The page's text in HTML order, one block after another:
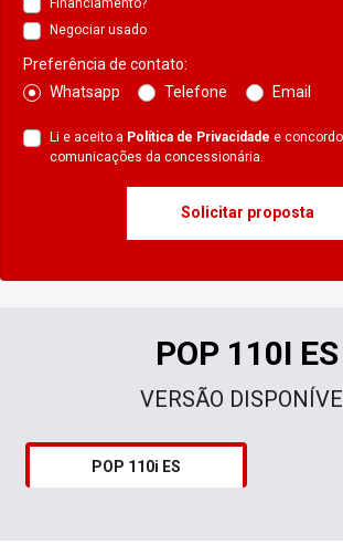
POP 110I ES
VERSÃO DISPONÍVEL
POP 110i ES